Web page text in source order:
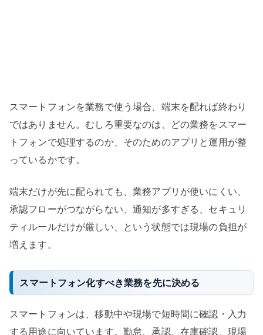
末
配
布
ア
リ
と
運
設
計
スマートフォンを業務で使う場合、端末を配れば終わり
ではありません。むしろ重要なのは、どの業務をスマー
トフォンで処理するのか、そのためのアプリと運用が整
っているかです。
端末だけが先に配られても、業務アプリが使いにくい、
承認フローがつながらない、通知が多すぎる、セキュリ
ティルールだけが厳しい、という状態では現場の負担が
増えます。
スマートフォン化すべき業務を先に決める
スマートフォンは、移動中や現場で短時間に確認・入力
する用途に向いています。勤怠、承認、在庫確認、現場